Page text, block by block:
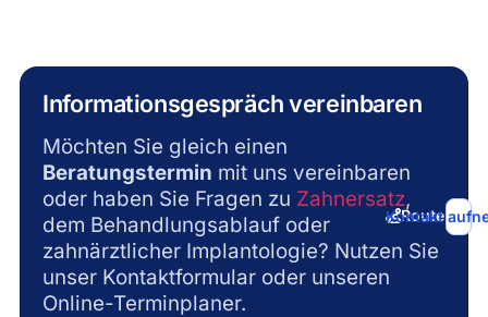
Informationsgespräch vereinbaren
Möchten Sie gleich einen
Beratungstermin mit uns vereinbaren
oder haben Sie Fragen zu Zahnersatz,
dem Behandlungsablauf oder
zahnärztlicher Implantologie? Nutzen Sie
unser Kontaktformular oder unseren
Online-Terminplaner.
Route
Kontakt